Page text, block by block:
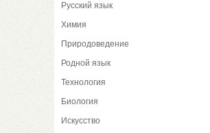
Русский язык
Химия
Природоведение
Родной язык
Технология
Биология
Искусство